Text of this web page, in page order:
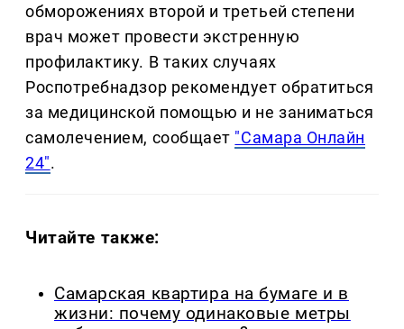
обморожениях второй и третьей степени
врач может провести экстренную
профилактику. В таких случаях
Роспотребнадзор рекомендует обратиться
за медицинской помощью и не заниматься
самолечением, сообщает "Самара Онлайн
24".
Читайте также:
Самарская квартира на бумаге и в
жизни: почему одинаковые метры